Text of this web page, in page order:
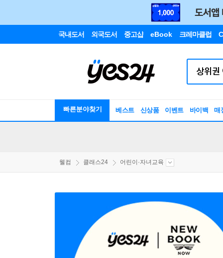
국내도서 외국도서 중고샵 eBook 크레마클럽
빠른분야찾기 베스트 신상품 이벤트 바이백 매
웰컴 클래스24 어린이·자녀교육